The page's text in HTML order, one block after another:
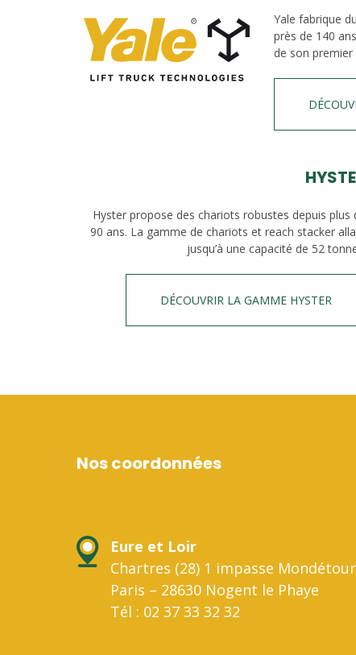
Yale fabrique
près de 140
de son
Hyster propose des chariots robustes depuis plus
90 ans. La gamme de chariots et reach stacker
jusqu’à une capacité de 52
DÉCOUVRIR LA GAMME HYSTER
Nos coordonnées
Eure et Loir
Chartres (28) 1 impasse
Paris – 28630 Nogent le Phaye
Tél : 02 37 33 32 32